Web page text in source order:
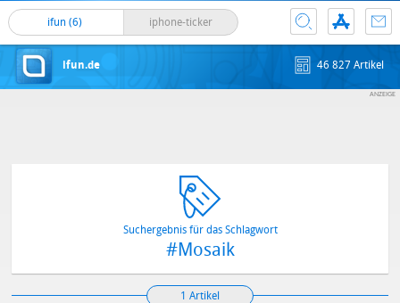
ifun (6) iphone-ticker
ifun.de 46 827 Artikel
Suchergebnis für das Schlagwort
#Mosaik
1 Artikel